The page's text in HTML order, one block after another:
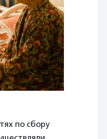
по сбору